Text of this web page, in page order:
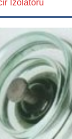
İzolatörü